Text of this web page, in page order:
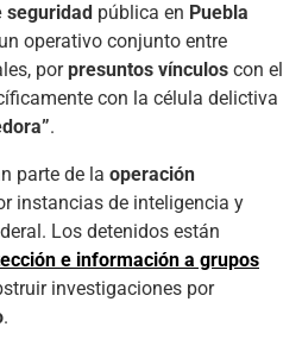
seguridad pública en Puebla
operativo conjunto entre
porpresuntos vínculos con el
con la célula delictiva
.
parte de la operación
instancias de inteligencia y
Los detenidos están
e información a grupos
investigaciones por
.